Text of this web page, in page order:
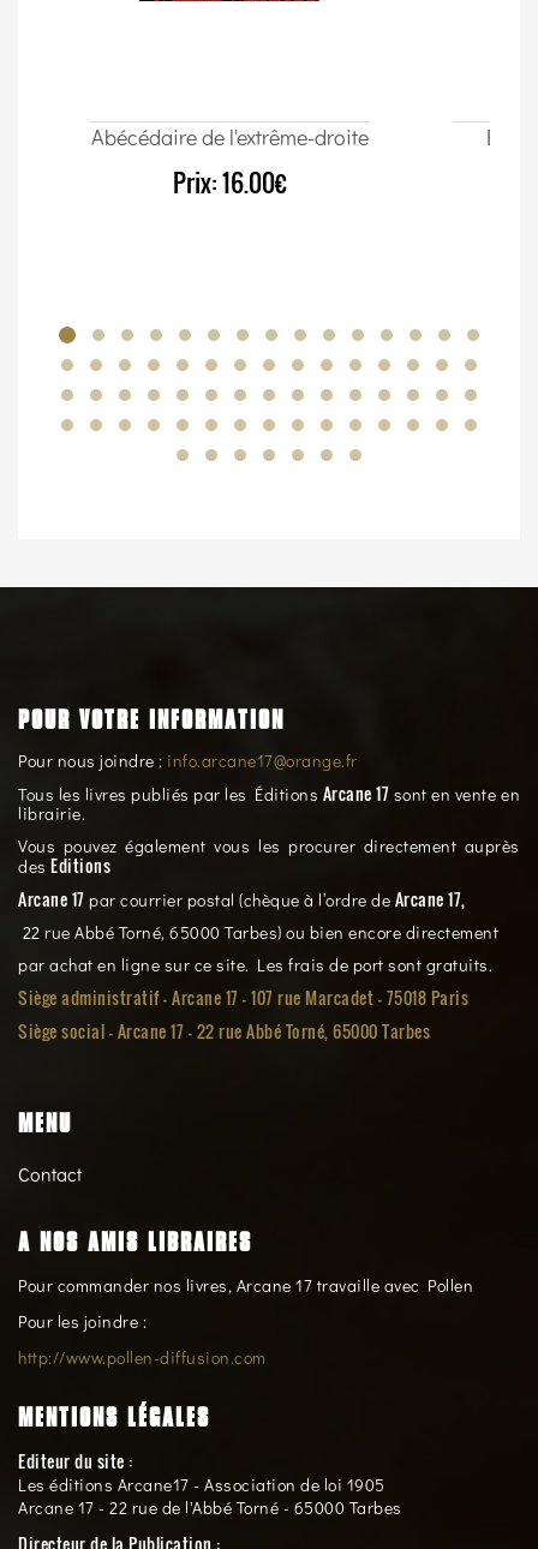
Abécédaire de l'extrême-droite
Prix:16.00€
POUR VOTRE INFORMATION
Pour nous joindre : info.arcane17@orange.fr
Tous les livres publiés par les Éditions Arcane 17 sont en vente en
librairie.
Vous pouvez également vous les procurer directement auprès
des Editions
Arcane 17 par courrier postal (chèque à l’ordre de Arcane 17,
22 rue Abbé Torné, 65000 Tarbes) ou bien encore directement
par achat en ligne sur ce site. Les frais de port sont gratuits.
Siège administratif - Arcane 17 - 107 rue Marcadet - 75018 Paris
Siège social -Arcane 17 - 22 rue Abbé Torné, 65000 Tarbes
MENU
Contact
A NOS AMIS LIBRAIRES
Pour commander nos livres, Arcane 17 travaille avec Pollen
Pour les joindre :
http://www.pollen-diffusion.com
MENTIONS LÉGALES
Editeur du site :
Les éditions Arcane17 - Association de loi 1905
Arcane 17 - 22 rue de l'Abbé Torné - 65000 Tarbes
Directeur de la Publication :